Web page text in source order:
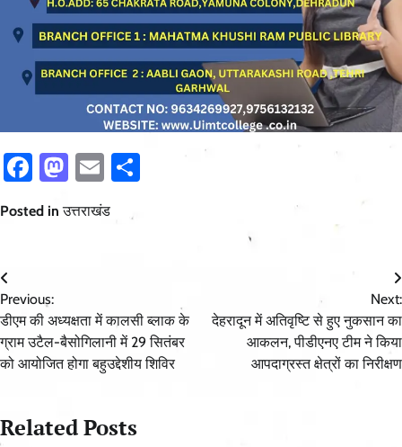
Facebook
Mastodon
Email
Posted inउत्तराखंड
Post
navigation
Previous:
डीएम की अध्यक्षता में कालसी ब्लाक के
ग्राम उटैल-बैसोगिलानी में 29 सितंबर
को आयोजित होगा बहुउद्देशीय शिविर
Next:
देहरादून में अतिवृष्टि से हुए नुकसान का
आकलन, पीडीएनए टीम ने किया
आपदाग्रस्त क्षेत्रों का निरीक्षण
Related Posts